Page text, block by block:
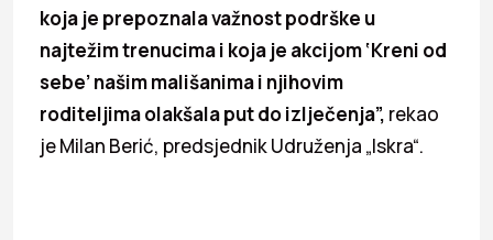
koja je prepoznala važnost podrške u
najtežim trenucima i koja je akcijom ‘Kreni od
sebe’ našim mališanima i njihovim
roditeljima olakšala put do izlječenja”, rekao
je Milan Berić, predsjednik Udruženja „Iskra“.